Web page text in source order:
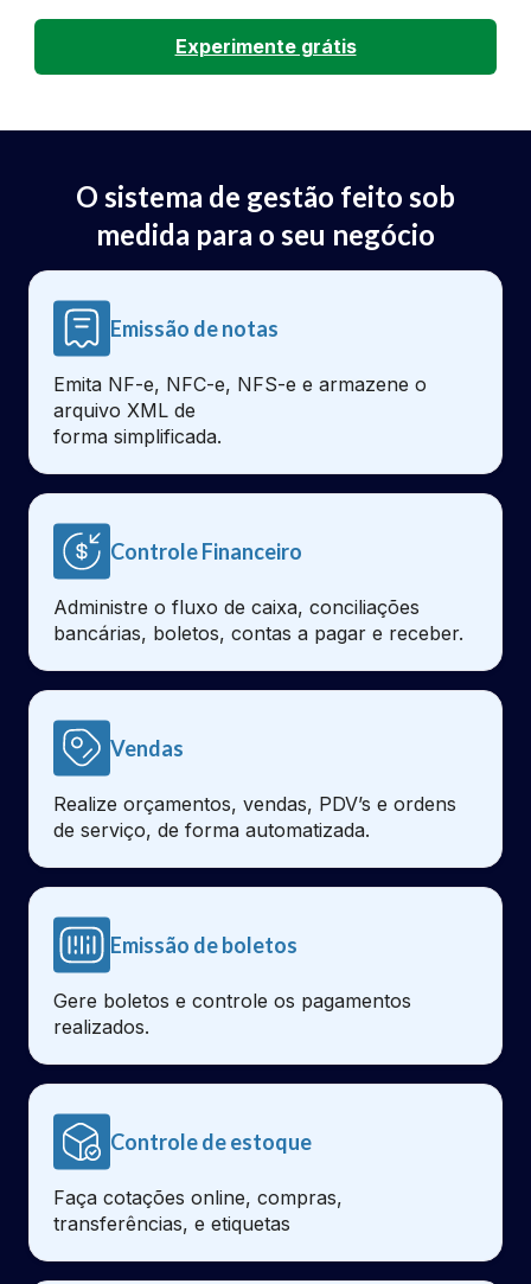
Experimente grátis
O sistema de gestão feito sob
medida para o seu negócio
Emissão de notas
Emita NF-e, NFC-e, NFS-e e armazene o
arquivo XML de
forma simplificada.
Controle Financeiro
Administre o fluxo de caixa, conciliações
bancárias, boletos, contas a pagar e receber.
Vendas
Realize orçamentos, vendas, PDV’s e ordens
de serviço, de forma automatizada.
Emissão de boletos
Gere boletos e controle os pagamentos
realizados.
Controle de estoque
Faça cotações online, compras,
transferências, e etiquetas